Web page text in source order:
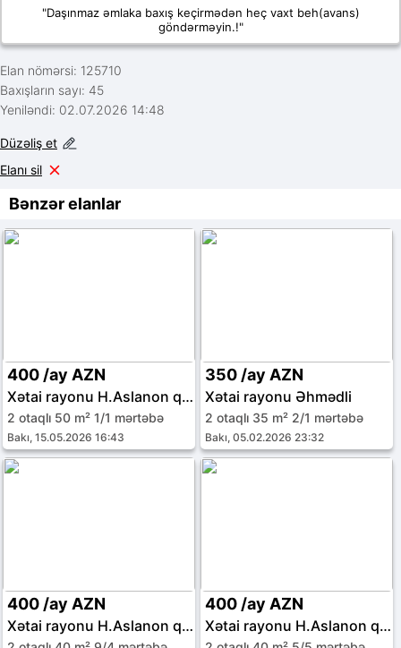
"Daşınmaz əmlaka baxış keçirmədən heç vaxt beh(avans)
göndərməyin.!"
Elan nömərsi: 125710
Baxışların sayı: 45
Yeniləndi: 02.07.2026 14:48
Düzəliş et
Elanı sil
Bənzər elanlar
400 /ay AZN
Xətai rayonu H.Aslanon qəs.
2 otaqlı 50 m² 1/1 mərtəbə
Bakı, 15.05.2026 16:43
350 /ay AZN
Xətai rayonu Əhmədli
2 otaqlı 35 m² 2/1 mərtəbə
Bakı, 05.02.2026 23:32
400 /ay AZN
Xətai rayonu H.Aslanon qəs.
400 /ay AZN
Xətai rayonu H.Aslanon qəs.